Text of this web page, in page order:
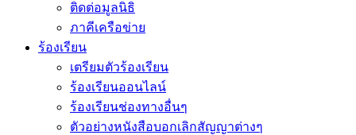
ติดต่อมูลนิธิ
ภาคีเครือข่าย
ร้องเรียน
เตรียมตัวร้องเรียน
ร้องเรียนออนไลน์
ร้องเรียนช่องทางอื่นๆ
ตัวอย่างหนังสือบอกเลิกสัญญาต่างๆ